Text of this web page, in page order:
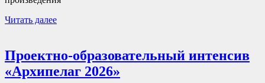
Читать далее
Проектно-образовательный интенсив
«Архипелаг 2026»